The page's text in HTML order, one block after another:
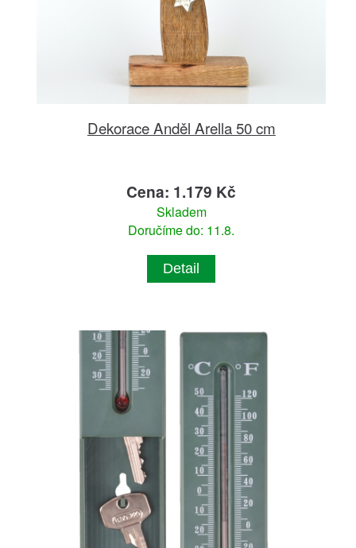
Dekorace Anděl Arella 50 cm
Cena: 1.179 Kč
Skladem
Doručíme do: 11.8.
Detail